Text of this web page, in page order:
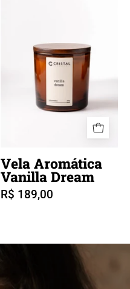
Dream
Vela Aromática
Vanilla Dream
R$ 189,00